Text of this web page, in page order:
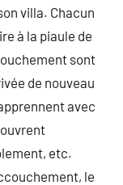
villa. Chacun
à la piaule de
sont
de nouveau
avec
etc.
le